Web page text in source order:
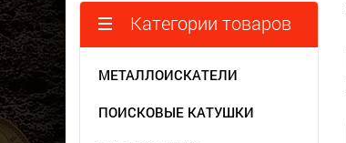
Категории товаров
МЕТАЛЛОИСКАТЕЛИ
ПОИСКОВЫЕ КАТУШКИ